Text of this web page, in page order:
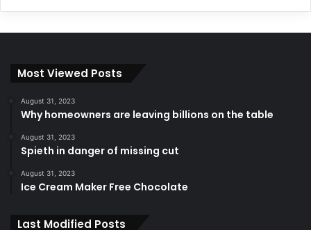
Most Viewed Posts
August 31, 2023
Why homeowners are leaving billions on the table
August 31, 2023
Spieth in danger of missing cut
August 31, 2023
Ice Cream Maker Free Chocolate
Last Modified Posts